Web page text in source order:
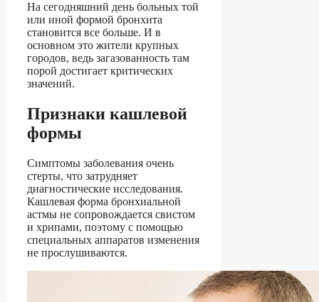
На сегодняшний день больных той
или иной формой бронхита
становится все больше. И в
основном это жители крупных
городов, ведь загазованность там
порой достигает критических
значений.
Признаки кашлевой
формы
Симптомы заболевания очень
стерты, что затрудняет
диагностические исследования.
Кашлевая форма бронхиальной
астмы не сопровождается свистом
и хрипами, поэтому с помощью
специальных аппаратов изменения
не прослушиваются.